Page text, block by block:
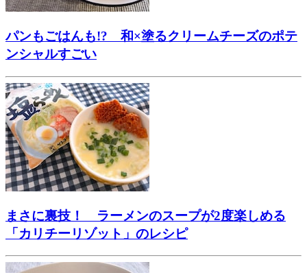
パンもごはんも!? 和×塗るクリームチーズのポテ
ンシャルすごい
まさに裏技！ ラーメンのスープが2度楽しめる
「カリチーリゾット」のレシピ